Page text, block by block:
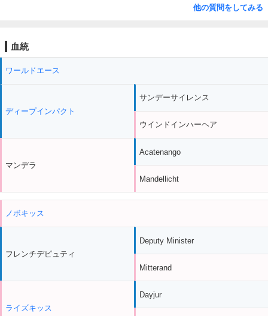
他の質問をしてみる
血統
ワールドエース
ディープインパクト
マンデラ
サンデーサイレンス
ウインドインハーヘア
Acatenango
Mandellicht
ノボキッス
フレンチデピュティ
ライズキッス
Deputy Minister
Mitterand
Dayjur